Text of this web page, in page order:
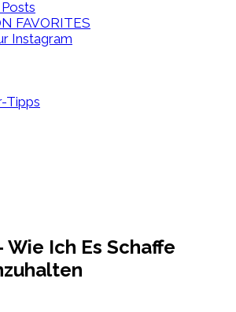
FAVORITES
Instagram
Tipps
Wie Ich Es Schaffe